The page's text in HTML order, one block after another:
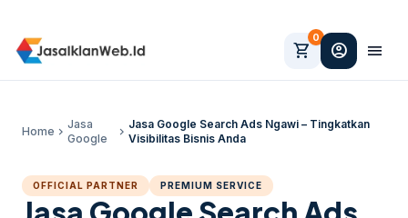
shopping_cart
0
account_circle menu
Home chevron_right
Jasa
Google
chevron_right
Jasa Google Search Ads Ngawi – Tingkatkan
Visibilitas Bisnis Anda
OFFICIAL PARTNER PREMIUM SERVICE